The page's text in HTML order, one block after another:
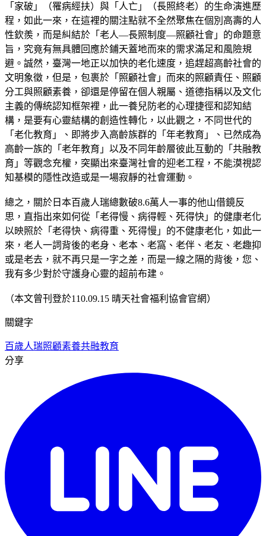
「家破」（罹病經扶）與「人亡」（長照終老）的生命演進歷
程，如此一來，在這裡的關注點就不全然聚焦在個別高壽的人
性欽羨，而是糾結於「老人—長照制度—照顧社會」的命題意
旨，究竟有無具體回應於鋪天蓋地而來的需求滿足和風險規
避。誠然，臺灣一地正以加快的老化速度，追趕超高齡社會的
文明象徵，但是，包裹於「照顧社會」而來的照顧責任、照顧
分工與照顧素養，卻還是停留在個人親屬、道德指稱以及文化
主義的傳統認知框架裡，此一養兒防老的心理捷徑和認知結
構，是要有心靈結構的創造性轉化，以此觀之，不同世代的
「老化教育」、即將步入高齡族群的「年老教育」、已然成為
高齡一族的「老年教育」以及不同年齡層彼此互動的「共融教
育」等觀念充權，突顯出來臺灣社會的迎老工程，不能漠視認
知基模的隱性改造或是一場寂靜的社會運動。
總之，關於日本百歲人瑞總數破8.6萬人一事的他山借鏡反
思，直指出來如何從「老得慢、病得輕、死得快」的健康老化
以映照於「老得快、病得重、死得慢」的不健康老化，如此一
來，老人一詞背後的老身、老本、老窩、老伴、老友、老趣抑
或是老去，就不再只是一字之差，而是一線之隔的背後，您、
我有多少對於守護身心靈的超前布建。
（本文曾刊登於110.09.15 晴天社會福利協會官網）
關鍵字
百歲人瑞照顧素養共融教育
分享